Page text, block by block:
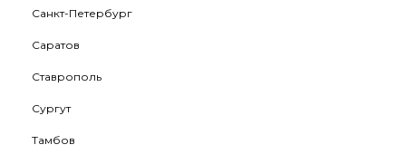
Санкт-Петербург
Саратов
Ставрополь
Сургут
Тамбов